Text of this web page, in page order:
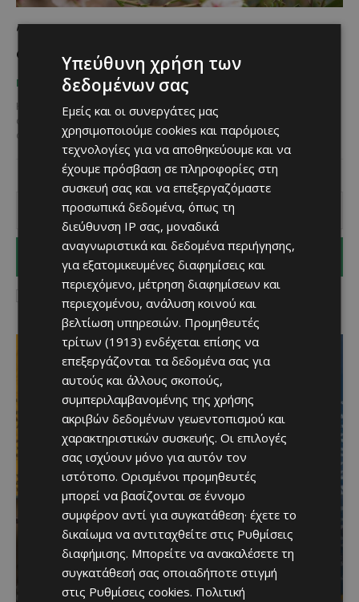
Όλη η Κύπρος στη Γιόλου για το
Φεστιβάλ Ανθισμένης Αμυγδαλιάς!
ΠΟΥ ΝΑ ΠΑΣ Χριστίνα Γεωργίου
Η Γιόλου ντύνεται στα λευκά και ροζ και γιορτάζει τον ερχομό της
άνοιξης με άρωμα αμυγδάλου! Την Κυριακή 15 Φεβρουαρίου 2026,
από τις 11:00...
I WANT IN
I've read and accept the Privacy Policy
Το 10ο Φεστιβάλ
Αγροτικού Πολιτισμού
επιστρέφει στον
Πρωταρά με μουσική,
Υπεύθυνη χρήση των
δεδομένων σας
Εμείς και οι συνεργάτες μας
χρησιμοποιούμε cookies και παρόμοιες
τεχνολογίες για να αποθηκεύουμε και να
έχουμε πρόσβαση σε πληροφορίες στη
συσκευή σας και να επεξεργαζόμαστε
προσωπικά δεδομένα, όπως τη
διεύθυνση IP σας, μοναδικά
αναγνωριστικά και δεδομένα περιήγησης,
για εξατομικευμένες διαφημίσεις και
περιεχόμενο, μέτρηση διαφημίσεων και
περιεχομένου, ανάλυση κοινού και
βελτίωση υπηρεσιών. Προμηθευτές
τρίτων (1913) ενδέχεται επίσης να
επεξεργάζονται τα δεδομένα σας για
αυτούς και άλλους σκοπούς,
συμπεριλαμβανομένης της χρήσης
ακριβών δεδομένων γεωεντοπισμού και
χαρακτηριστικών συσκευής. Οι επιλογές
σας ισχύουν μόνο για αυτόν τον
ιστότοπο. Ορισμένοι προμηθευτές
μπορεί να βασίζονται σε έννομο
συμφέρον αντί για συγκατάθεση· έχετε το
δικαίωμα να αντιταχθείτε στις Ρυθμίσεις
διαφήμισης. Μπορείτε να ανακαλέσετε τη
συγκατάθεσή σας οποιαδήποτε στιγμή
στις Ρυθμίσεις cookies. Πολιτική